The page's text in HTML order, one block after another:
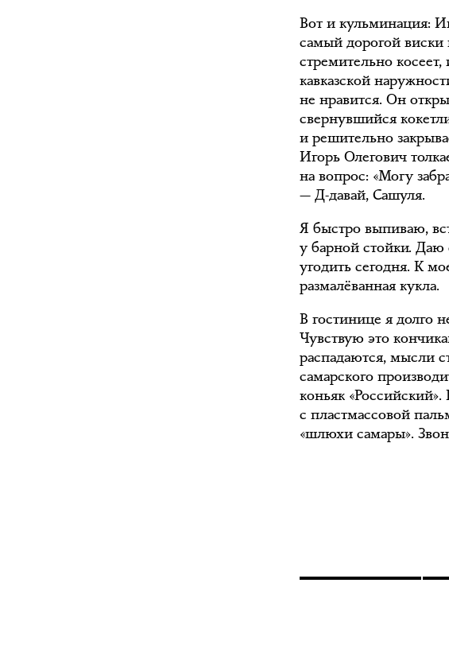
Вот и кульминация:
самый дорогой виски
стремительно
кавказской
не нравится. Он
свернувшийся
и решительно
Игорь Олегович
на вопрос: «Могу
— Д-давай, Сашуля.
Я быстро выпиваю,
у барной стойки. Даю
угодить сегодня. К
размалёванная кукла.
В гостинице я долго
Чувствую это
распадаются, мысли
самарского
коньяк
с пластмассовой
«шлюхи самары».